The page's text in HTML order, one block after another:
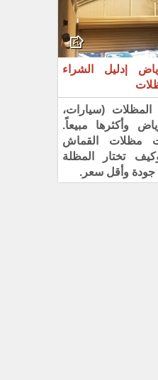
|دليل الشراء
(سيارات،
وأكثرها مبيعاً.
مظلات القماش
تختار المظلة
جودة وأقل سعر.